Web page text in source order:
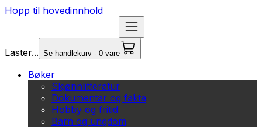
Hopp til hovedinnhold
Laster... Se handlekurv - 0 vare
Bøker
Skjønnlitteratur
Dokumentar og fakta
Hobby og fritid
Barn og ungdom